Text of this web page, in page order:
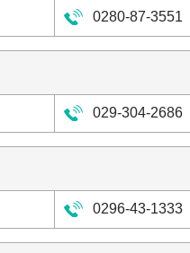
0280-87-3551
029-304-2686
0296-43-1333